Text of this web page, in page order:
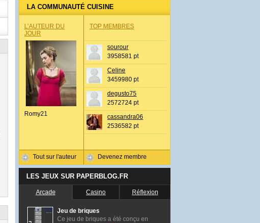
LA COMMUNAUTÉ CUISINE
L’AUTEUR DU
JOUR
Romy21
Tout sur l'auteur
TOP MEMBRES
sourour
3958581 pt
Celine
3459980 pt
degusto75
2572724 pt
cassandra06
2536582 pt
Devenez membre
LES JEUX SUR PAPERBLOG.FR
Arcade Casino Réflexion
Jeu de briques
Ce jeu de briques a été conçu en